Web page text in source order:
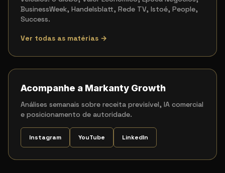
BusinessWeek, Handelsblatt, Rede TV, Istoé, People,
Success.
Ver todas as matérias →
Acompanhe a Markanty Growth
Análises semanais sobre receita previsível, IA comercial
e posicionamento de autoridade.
Instagram YouTube LinkedIn